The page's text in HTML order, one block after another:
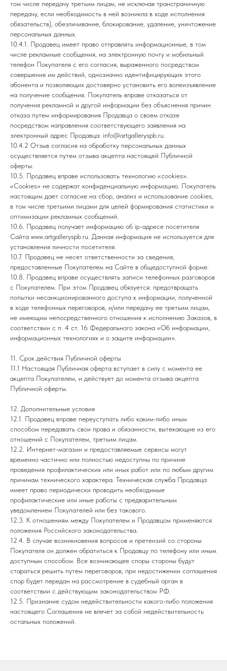
том числе передачу третьим лицам, не исключая трансграничную
передачу, если необходимость в ней возникла в ходе исполнения
обязательств), обезличивание, блокирование, удаление, уничтожение
персональных данных.
10.4.1. Продавец имеет право отправлять информационные, в том
числе рекламные сообщения, на электронную почту и мобильный
телефон Покупателя с его согласия, выраженного посредством
совершения им действий, однозначно идентифицирующих этого
абонента и позволяющих достоверно установить его волеизъявление
на получение сообщения. Покупатель вправе отказаться от
получения рекламной и другой информации без объяснения причин
отказа путем информирования Продавца о своем отказе
посредством направления соответствующего заявления на
электронный адрес Продавца: info@artgalleryspb.ru.
10.4.2 Отзыв согласия на обработку персональных данных
осуществляется путем отзыва акцепта настоящей Публичной
оферты.
10.5. Продавец вправе использовать технологию «cookies».
«Cookies» не содержат конфиденциальную информацию. Покупатель
настоящим дает согласие на сбор, анализ и использование cookies,
в том числе третьими лицами для целей формирования статистики и
оптимизации рекламных сообщений.
10.6. Продавец получает информацию об ip-адресе посетителя
Сайта www.artgalleryspb.ru . Данная информация не используется для
установления личности посетителя.
10.7. Продавец не несет ответственности за сведения,
предоставленные Покупателем на Сайте в общедоступной форме.
10.8. Продавец вправе осуществлять записи телефонных разговоров
с Покупателем. При этом Продавец обязуется: предотвращать
попытки несанкционированного доступа к информации, полученной
в ходе телефонных переговоров, и/или передачу ее третьим лицам,
не имеющим непосредственного отношения к исполнению Заказов, в
соответствии с п. 4 ст. 16 Федерального закона «Об информации,
информационных технологиях и о защите информации».
11. Срок действия Публичной оферты
11.1 Настоящая Публичная оферта вступает в силу с момента ее
акцепта Покупателем, и действует до момента отзыва акцепта
Публичной оферты.
12. Дополнительные условия
12.1. Продавец вправе переуступать либо каким-либо иным
способом передавать свои права и обязанности, вытекающие из его
отношений с Покупателем, третьим лицам.
12.2. Интернет-магазин и предоставляемые сервисы могут
временно частично или полностью недоступны по причине
проведения профилактических или иных работ или по любым другим
причинам технического характера. Техническая служба Продавца
имеет право периодически проводить необходимые
профилактические или иные работы с предварительным
уведомлением Покупателей или без такового.
12.3. К отношениям между Покупателем и Продавцом применяются
положения Российского законодательства.
12.4. В случае возникновения вопросов и претензий со стороны
Покупателя он должен обратиться к Продавцу по телефону или иным
доступным способом. Все возникающее споры стороны будут
стараться решить путем переговоров, при недостижении соглашения
спор будет передан на рассмотрение в судебный орган в
соответствии с действующим законодательством РФ.
12.5. Признание судом недействительности какого-либо положения
настоящего Соглашения не влечет за собой недействительность
остальных положений.